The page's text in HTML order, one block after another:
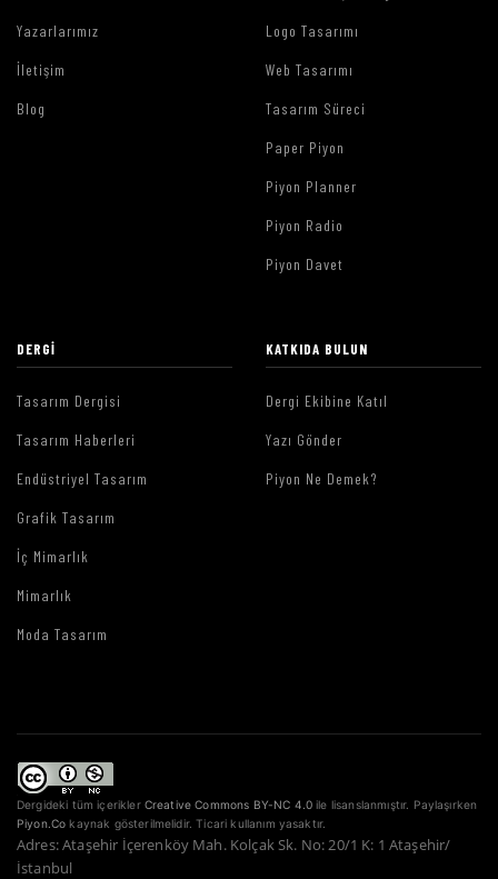
Yazarlarımız
İletişim
Blog
Logo Tasarımı
Web Tasarımı
Tasarım Süreci
Paper Piyon
Piyon Planner
Piyon Radio
Piyon Davet
DERGI
Tasarım Dergisi
Tasarım Haberleri
Endüstriyel Tasarım
Grafik Tasarım
İç Mimarlık
Mimarlık
Moda Tasarım
KATKIDA BULUN
Dergi Ekibine Katıl
Yazı Gönder
Piyon Ne Demek?
Dergideki tüm içerikler Creative Commons BY-NC 4.0 ile lisanslanmıştır. Paylaşırken
Piyon.Co kaynak gösterilmelidir. Ticari kullanım yasaktır.
Adres: Ataşehir İçerenköy Mah. Kolçak Sk. No: 20/1 K: 1 Ataşehir/
İstanbul